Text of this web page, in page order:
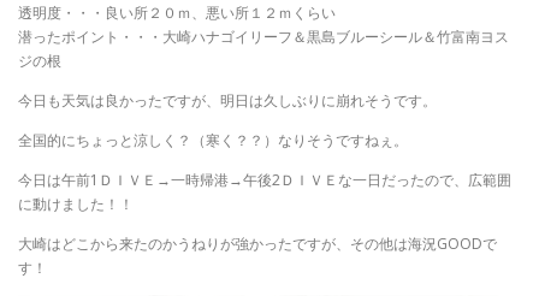
透明度・・・良い所２０ｍ、悪い所１２ｍくらい
潜ったポイント・・・大崎ハナゴイリーフ＆黒島ブルーシール＆竹富南ヨス
ジの根
今日も天気は良かったですが、明日は久しぶりに崩れそうです。
全国的にちょっと涼しく？（寒く？？）なりそうですねぇ。
今日は午前1ＤＩＶＥ→一時帰港→午後2ＤＩＶＥな一日だったので、広範囲
に動けました！！
大崎はどこから来たのかうねりが強かったですが、その他は海況GOODで
す！